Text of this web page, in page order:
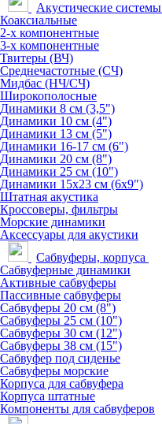
Акустические системы
Коаксиальные
2-х компонентные
3-х компонентные
Твитеры (ВЧ)
Среднечастотные (СЧ)
Мидбас (НЧ/СЧ)
Широкополосные
Динамики 8 см (3,5")
Динамики 10 см (4")
Динамики 13 см (5")
Динамики 16-17 см (6")
Динамики 20 см (8")
Динамики 25 см (10")
Динамики 15х23 см (6х9")
Штатная акустика
Кроссоверы, фильтры
Морские динамики
Аксессуары для акустики
Сабвуферы, корпуса
Сабвуферные динамики
Активные сабвуферы
Пассивные сабвуферы
Сабвуферы 20 см (8")
Сабвуферы 25 см (10")
Сабвуферы 30 см (12")
Сабвуферы 38 см (15")
Сабвуфер под сиденье
Сабвуферы морские
Корпуса для сабвуфера
Корпуса штатные
Компоненты для сабвуферов